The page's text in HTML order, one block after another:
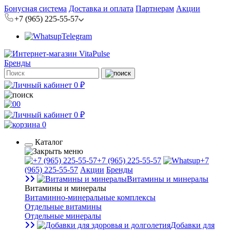
Бонусная система Доставка и оплата Партнерам Акции
+7 (965) 225-55-57
Telegram
Бренды
0 ₽
0
0 ₽
0
Каталог
+7 (965) 225-55-57
+7
(965) 225-55-57 Акции Бренды
Витамины и минералы
Витамины и минералы
Витаминно-минеральные комплексы
Отдельные витамины
Отдельные минералы
Добавки для